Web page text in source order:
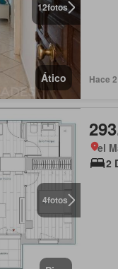
12fotos
Ático Hace
4fotos
el
2